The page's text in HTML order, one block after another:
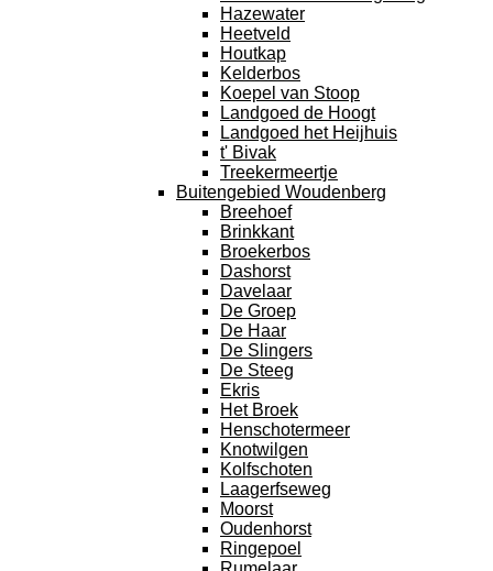
Hazewater
Heetveld
Houtkap
Kelderbos
Koepel van Stoop
Landgoed de Hoogt
Landgoed het Heijhuis
t' Bivak
Treekermeertje
Buitengebied Woudenberg
Breehoef
Brinkkant
Broekerbos
Dashorst
Davelaar
De Groep
De Haar
De Slingers
De Steeg
Ekris
Het Broek
Henschotermeer
Knotwilgen
Kolfschoten
Laagerfseweg
Moorst
Oudenhorst
Ringepoel